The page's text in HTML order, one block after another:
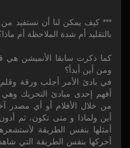
*** كيف يمكن لنا أن نستفيد من
بالتقليد أم شدة الملاحظة أم
كما ذكرت سابقا الأنميشن هي
ومن أين أبدأ؟
في بادئ الأمر أجلب ورقة وقلم
أفهم إحدى مبادئ التحريك وهي
من خلال الأفلام أو أي مصدر
أين ولماذا و متى تكون، ثم
أمثلها بنفس الطريقة
أحركها بنفس الطريقة التي